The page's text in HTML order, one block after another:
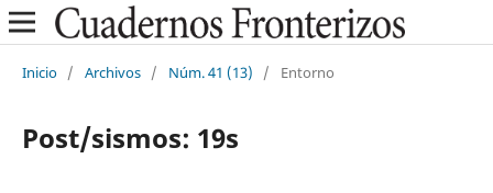
Inicio / Archivos / Núm. 41 (13) / Entorno
Post/sismos: 19s